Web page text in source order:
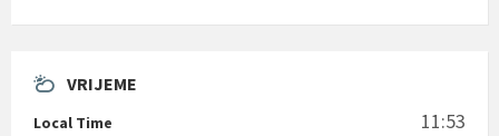
VRIJEME
Local Time 11:53